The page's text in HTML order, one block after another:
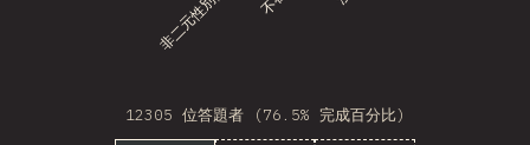
12305 位答題者 (76.5% 完成百分比)